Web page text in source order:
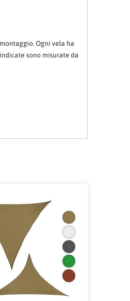
Ogni vela ha
sono misurate da